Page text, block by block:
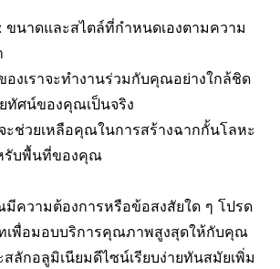
ขนาดและสไตล์ที่กำหนดเองตามความ
งเราจะทำงานร่วมกับคุณอย่างใกล้ชิด
ทัศน์ของคุณเป็นจริง
ะช่วยเหลือคุณในการสร้างฉากกั้นโลหะ
รับพื้นที่ของคุณ
ความต้องการหรือข้อสงสัยใด ๆ โปรด
ทเพื่อมอบบริการคุณภาพสูงสุดให้กับคุณ
ลักอลูมิเนียมดีไซน์เรียบง่ายทันสมัยเพิ่ม